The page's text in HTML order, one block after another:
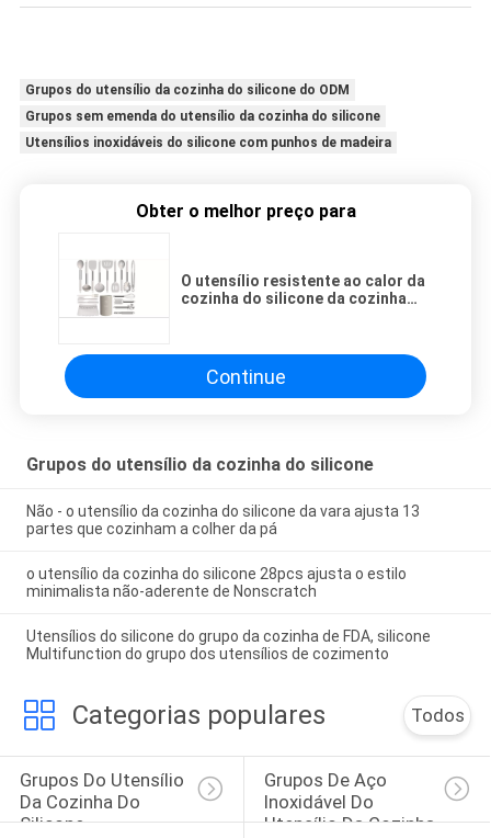
Grupos do utensílio da cozinha do silicone do ODM
Grupos sem emenda do utensílio da cozinha do silicone
Utensílios inoxidáveis do silicone com punhos de madeira
Obter o melhor preço para
O utensílio resistente ao calor da
cozinha do silicone da cozinha
Continue
Grupos do utensílio da cozinha do silicone
Não - o utensílio da cozinha do silicone da vara ajusta 13
partes que cozinham a colher da pá
o utensílio da cozinha do silicone 28pcs ajusta o estilo
minimalista não-aderente de Nonscratch
Utensílios do silicone do grupo da cozinha de FDA, silicone
Multifunction do grupo dos utensílios de cozimento
Categorias populares Todos
Grupos Do Utensílio
Da Cozinha Do
Silicone
Grupos De Aço
Inoxidável Do
Utensílio Da Cozinha